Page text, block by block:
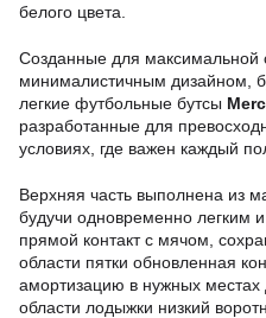
белого цвета.
Созданные для максимальной
минималистичным дизайном,
легкие футбольные бутсы
разработанные для
условиях, где важен каждый
Верхняя часть выполнена из
будучи одновременно легким
прямой контакт с мячом,
области пятки обновленная
амортизацию в нужных
области лодыжки низкий